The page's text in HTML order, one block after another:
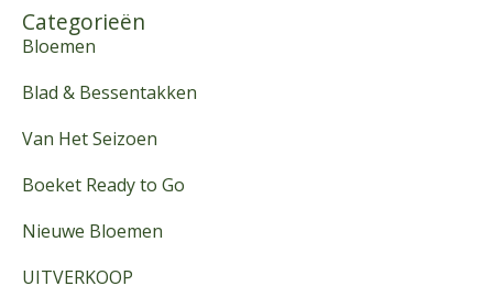
Categorieën
Bloemen
Blad & Bessentakken
Van Het Seizoen
Boeket Ready to Go
Nieuwe Bloemen
UITVERKOOP